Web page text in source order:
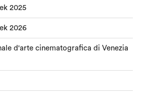
2025
2026
d'arte cinematografica di Venezia